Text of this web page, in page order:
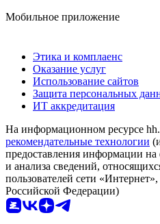
Мобильное приложение
Этика и комплаенс
Оказание услуг
Использование сайтов
Защита персональных
ИТ аккредитация
На информационном ресурсе
рекомендательные технологии
предоставления информации на
и анализа сведений,
пользователей сети
Российской Федерации)